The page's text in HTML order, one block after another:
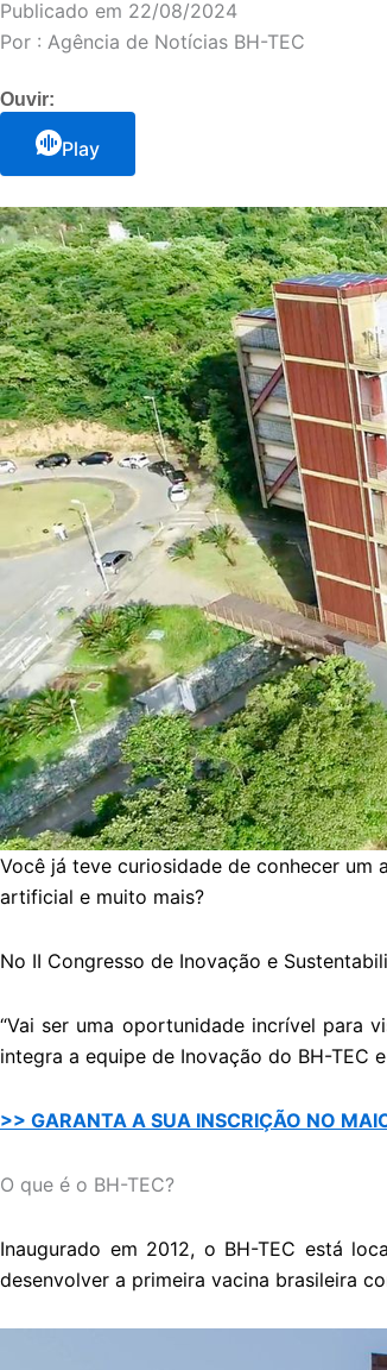
Publicado em 22/08/2024
Por : Agência de Notícias BH-TEC
Ouvir:
Play
Você já teve curiosidade de conhecer
artificial e muito mais?
No II Congresso de Inovação e
“Vai ser uma oportunidade incrível para
integra a equipe de Inovação do BH-TEC
>> GARANTA A SUA INSCRIÇÃO NO
O que é o BH-TEC?
Inaugurado em 2012, o BH-TEC está
desenvolver a primeira vacina brasileira